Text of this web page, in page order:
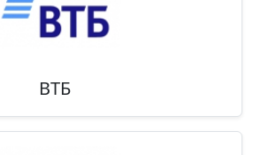
ВТБ